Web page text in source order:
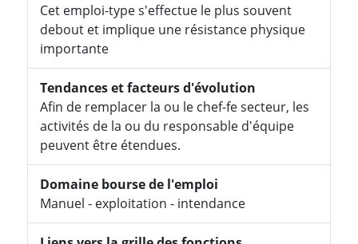
Cet emploi-type s'effectue le plus souvent
debout et implique une résistance physique
importante
Tendances et facteurs d'évolution
Afin de remplacer la ou le chef-fe secteur, les
activités de la ou du responsable d'équipe
peuvent être étendues.
Domaine bourse de l'emploi
Manuel - exploitation - intendance